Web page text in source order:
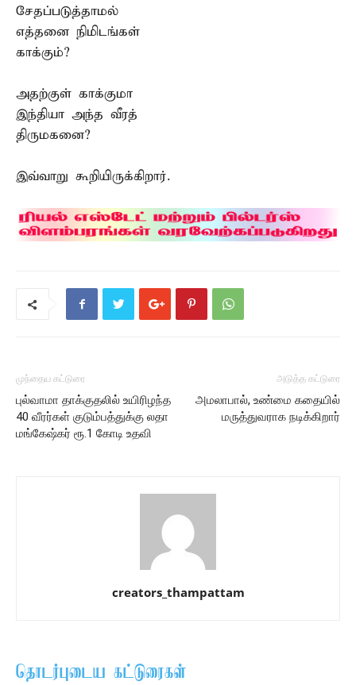
சேதப்படுத்தாமல்
எத்தனை நிமிடங்கள்
காக்கும்?
அதற்குள் காக்குமா
இந்தியா அந்த வீரத்
திருமகனை?
இவ்வாறு கூறியிருக்கிறார்.
முந்தைய கட்டுரை
புல்வாமா தாக்குதலில் உயிரிழந்த
40 வீரர்கள் குடும்பத்துக்கு லதா
மங்கேஷ்கர் ரூ.1 கோடி உதவி
அடுத்த கட்டுரை
அமலாபால், உண்மை கதையில்
மருத்துவராக நடிக்கிறார்
creators_thampattam
தொடர்புடைய கட்டுரைகள்